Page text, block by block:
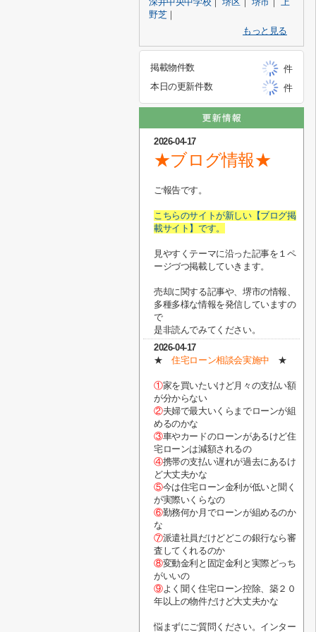
野芝｜
もっと見る
掲載物件数
件
本日の更新件数
件
2026-04-17
★ブログ情報★
ご報告です。
こちらのサイトが新しい【ブログ掲
載サイト】です。
見やすくテーマに沿った記事を１ペ
ージづつ掲載していきます。
売却に関する記事や、堺市の情報、
多種多様な情報を発信していますの
で
是非読んでみてください。
2026-04-17
★住宅ローン相談会実施中 ★
①家を買いたいけど月々の支払い額
が分からない
②夫婦で最大いくらまでローンが組
めるのかな
③車やカードのローンがあるけど住
宅ローンは減額されるの
④携帯の支払い遅れが過去にあるけ
ど大丈夫かな
⑤今は住宅ローン金利が低いと聞く
が実際いくらなの
⑥勤務何か月でローンが組めるのか
な
⑦派遣社員だけどどこの銀行なら審
査してくれるのか
⑧変動金利と固定金利と実際どっち
がいいの
⑨よく聞く住宅ローン控除、築２０
年以上の物件だけど大丈夫かな
悩まずにご質問ください。インター